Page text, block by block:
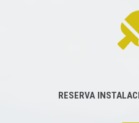
RESERVA